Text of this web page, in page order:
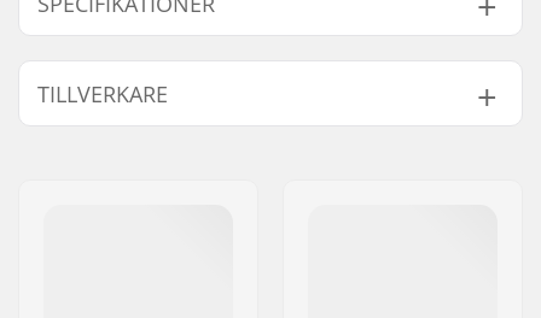
Väst-Certifikat: CE - 50N Godkänd
TILLVERKARE